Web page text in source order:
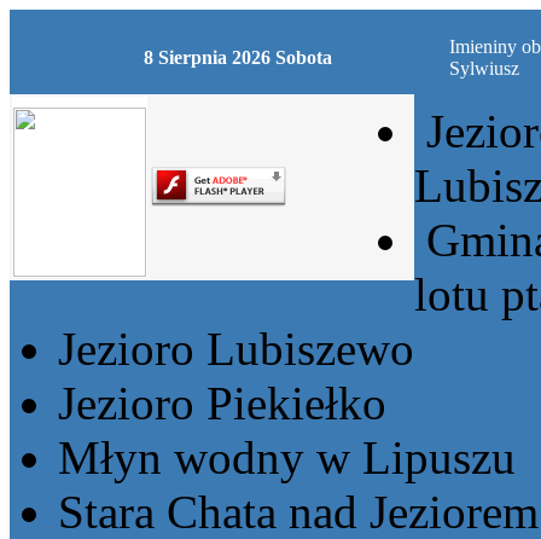
8 Sierpnia 2026 Sobota
Imieniny
Sylwiusz
lotu
Jezioro Lubiszewo
Jezioro Piekiełko
Młyn wodny w Lipuszu
Stara Chata nad